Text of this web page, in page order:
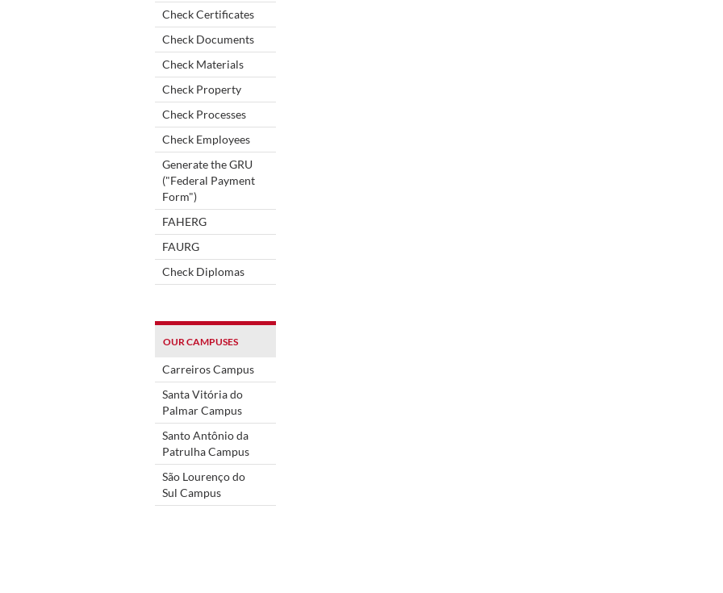
Check Certificates
Check Documents
Check Materials
Check Property
Check Processes
Check Employees
Generate the GRU
("Federal Payment
Form")
FAHERG
FAURG
Check Diplomas
OUR CAMPUSES
Carreiros Campus
Santa Vitória do
Palmar Campus
Santo Antônio da
Patrulha Campus
São Lourenço do
Sul Campus